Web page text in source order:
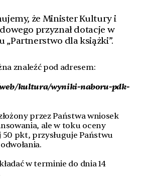
że Minister Kultury i
przyznał dotacje w
dla książki”.
znaleźć pod adresem:
kultura/wyniki-naboru-pdk-
przez Państwa wniosek
ale w toku oceny
50 pkt, przysługuje Państwu
w terminie do dnia 14